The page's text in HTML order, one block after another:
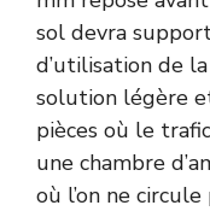
sol devra
d’utilisation de
solution légère
pièces où le
une chambre
où l’on ne